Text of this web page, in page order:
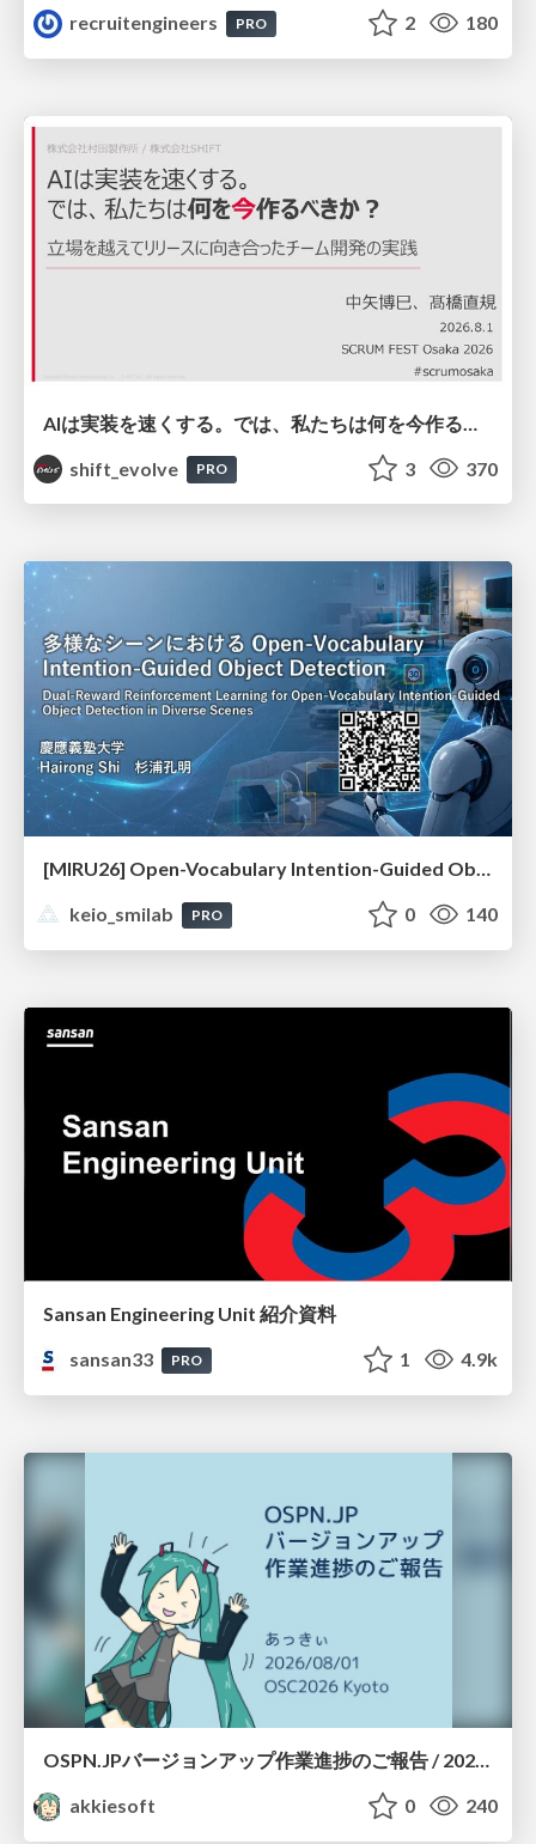
recruitengineers PRO 2 180
shift_evolve
PRO 3 370
[MIRU26] Open-Vocabulary Intention-Guided Object Detection in Diverse Scenes
keio_smilab
PRO 0 140
Sansan Engineering Unit 紹介資料
sansan33
PRO 1 4.9k
akkiesoft
0 240